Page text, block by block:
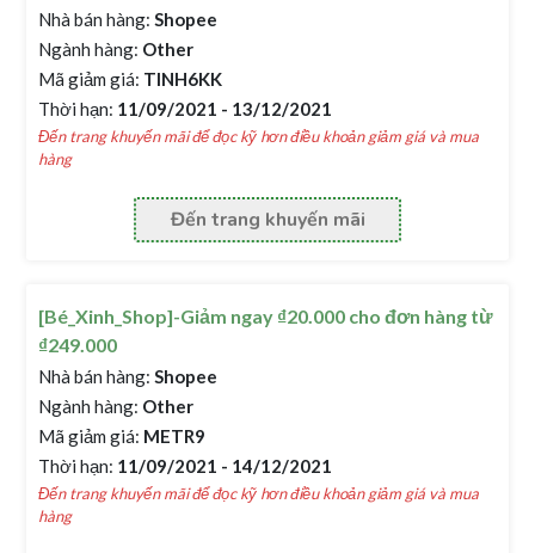
Nhà bán hàng: Shopee
Ngành hàng: Other
Mã giảm giá: TINH6KK
Thời hạn: 11/09/2021 - 13/12/2021
Đến trang khuyến mãi để đọc kỹ hơn điều khoản giảm giá và mua
hàng
Đến trang khuyến mãi
[Bé_Xinh_Shop]-Giảm ngay ₫20.000 cho đơn hàng từ
₫249.000
Nhà bán hàng: Shopee
Ngành hàng: Other
Mã giảm giá: METR9
Thời hạn: 11/09/2021 - 14/12/2021
Đến trang khuyến mãi để đọc kỹ hơn điều khoản giảm giá và mua
hàng